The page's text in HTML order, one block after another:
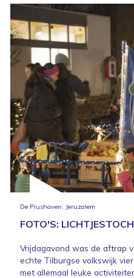
De Piushaven, Jeruzalem
FOTO'S:
Vrijdagavond was de aftrap
echte Tilburgse volkswijk
met allemaal leuke